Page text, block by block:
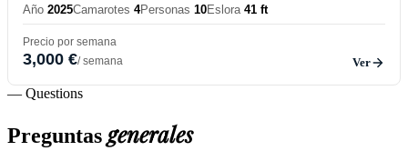
Año 2025Camarotes 4Personas 10Eslora 41 ft
Precio por semana
3,000 €/ semana Ver
— Questions
Preguntasgenerales